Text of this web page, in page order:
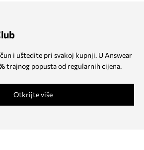
i uštedite pri svakoj kupnji. U Answear
trajnog popusta od regularnih cijena.
Otkrijte više